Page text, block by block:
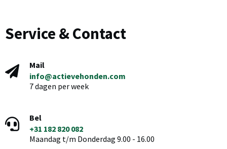
Service & Contact
Mail
info@actievehonden.com
7 dagen per week
Bel
+31 182 820 082
Maandag t/m Donderdag 9.00 - 16.00